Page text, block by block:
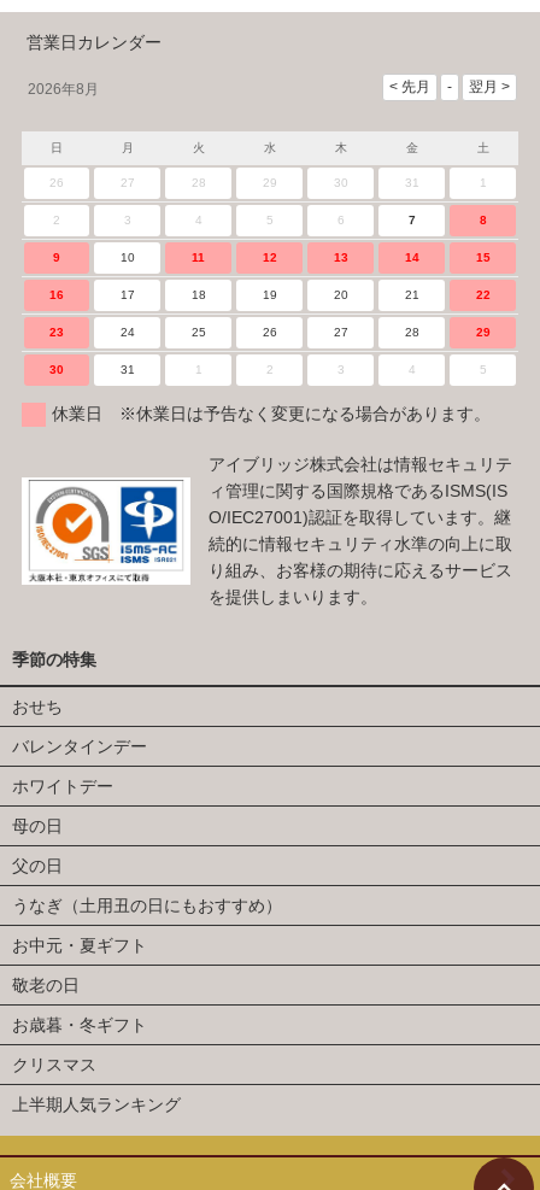
営業日カレンダー
2026年8月
日 月 火 水 木 金 土
26 27 28 29 30 31 1
2 3 4 5 6 7 8
9 10 11 12 13 14 15
16 17 18 19 20 21 22
23 24 25 26 27 28 29
30 31 1 2 3 4 5
休業日 ※休業日は予告なく変更になる場合があります。
アイブリッジ株式会社は情報セキュリテ
ィ管理に関する国際規格であるISMS(IS
O/IEC27001)認証を取得しています。継
続的に情報セキュリティ水準の向上に取
り組み、お客様の期待に応えるサービス
を提供しまいります。
季節の特集
おせち
バレンタインデー
ホワイトデー
母の日
父の日
うなぎ（土用丑の日にもおすすめ）
お中元・夏ギフト
敬老の日
お歳暮・冬ギフト
クリスマス
上半期人気ランキング
会社概要